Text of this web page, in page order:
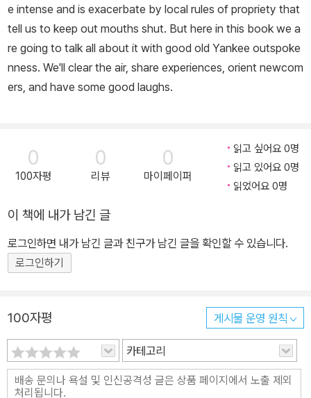
e intense and is exacerbate by local rules of propriety that
tell us to keep out mouths shut. But here in this book we a
re going to talk all about it with good old Yankee outspoke
nness. We'll clear the air, share experiences, orient newcom
ers, and have some good laughs.
0
100자평
0
리뷰
0
마이페이퍼
읽고 싶어요 0명
읽고 있어요 0명
읽었어요 0명
이 책에 내가 남긴 글
로그인하면 내가 남긴 글과 친구가 남긴 글을 확인할 수 있습니다.
로그인하기
100자평 게시물 운영 원칙
카테고리